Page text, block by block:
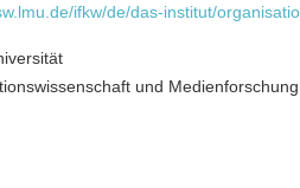
ifkw/de/das-institut/
und Medienforschung